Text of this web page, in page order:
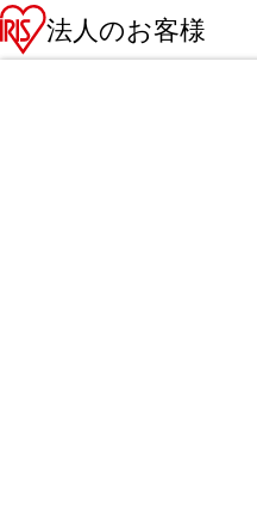
法人のお客様